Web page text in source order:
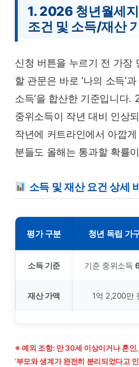
1. 2026 청년월세
조건 및 소득/재산
신청 버튼을 누르기 전 가장
할 관문은 바로 ‘나의 소득’과
소득’을 합산한 기준입니다.
중위소득이 작년 대비 인상
작년에 커트라인에서 아깝게
분들도 올해는 통과할 확률
소득 및 재산 요건 상세
평가 구분 청년 독립 가
소득 기준 기준 중위소득
재산 가액 1억 2,200만
※ 예외 조항: 만 30세 이상이거나 혼인
‘부모와 생계가 완전히 분리되었다고